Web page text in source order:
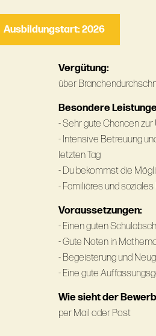
Ausbildungstart: 2026
Vergütung:
über
Besondere
- Sehr gute Chancen
- Intensive Betreuung
letzten Tag
- Du bekommst die
- Familiäres und
Voraussetzungen:
- Einen guten
- Gute Noten in
- Begeisterung und
- Eine gute
Wie sieht der
per Mail oder Post